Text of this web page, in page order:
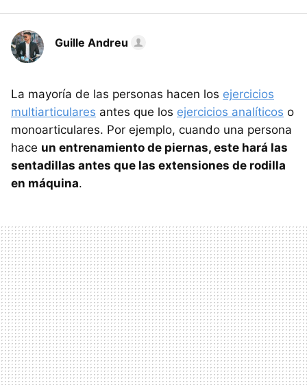
Guille Andreu
La mayoría de las personas hacen los ejercicios
multiarticulares antes que los ejercicios analíticos o
monoarticulares. Por ejemplo, cuando una persona
hace un entrenamiento de piernas, este hará las
sentadillas antes que las extensiones de rodilla
en máquina.